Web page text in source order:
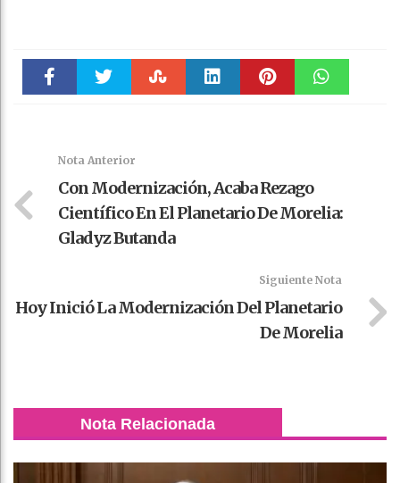
Nota Anterior
Con Modernización, Acaba Rezago
Científico En El Planetario De Morelia:
Gladyz Butanda
Siguiente Nota
Hoy Inició La Modernización Del Planetario
De Morelia
Nota Relacionada